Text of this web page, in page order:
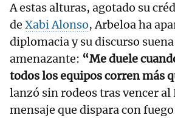
A estas alturas, agotado su
de Xabi Alonso, Arbeloa ha
diplomacia y su discurso
amenazante: “Me duele
todos los equipos corren más
lanzó sin rodeos tras vencer al
mensaje que dispara con